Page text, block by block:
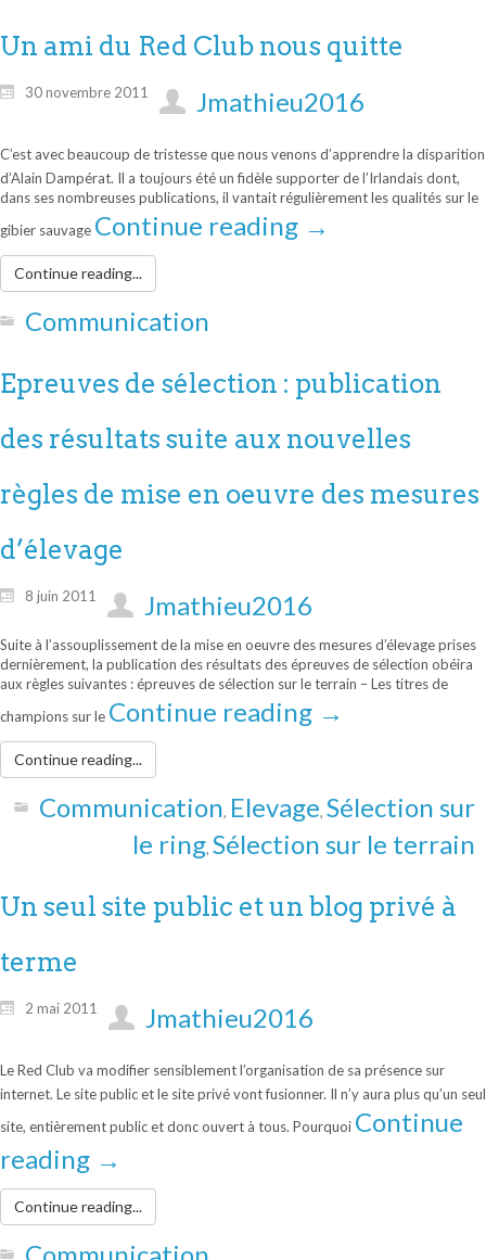
Un ami du Red Club nous quitte
30 novembre 2011 Jmathieu2016
C’est avec beaucoup de tristesse que nous venons d’apprendre la disparition
d’Alain Dampérat. Il a toujours été un fidèle supporter de l’Irlandais dont,
dans ses nombreuses publications, il vantait régulièrement les qualités sur le
gibier sauvage Continue reading →
Continue reading...
Communication
Epreuves de sélection : publication
des résultats suite aux nouvelles
règles de mise en oeuvre des mesures
d’élevage
8 juin 2011 Jmathieu2016
Suite à l’assouplissement de la mise en oeuvre des mesures d’élevage prises
dernièrement, la publication des résultats des épreuves de sélection obéira
aux règles suivantes : épreuves de sélection sur le terrain – Les titres de
champions sur le Continue reading →
Continue reading...
Communication, Elevage, Sélection sur
le ring, Sélection sur le terrain
Un seul site public et un blog privé à
terme
2 mai 2011 Jmathieu2016
Le Red Club va modifier sensiblement l’organisation de sa présence sur
internet. Le site public et le site privé vont fusionner. Il n’y aura plus qu’un seul
site, entièrement public et donc ouvert à tous. Pourquoi Continue
reading →
Continue reading...